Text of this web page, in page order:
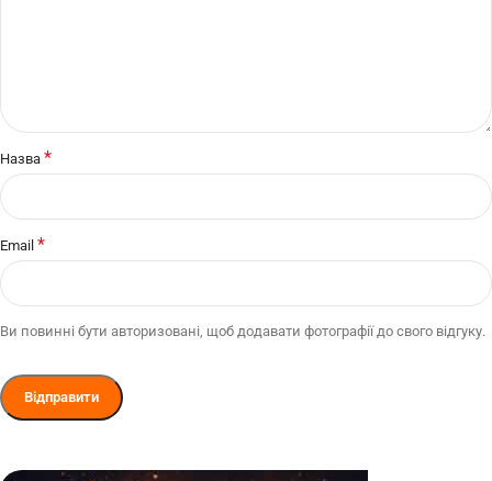
Назва *
Email *
Ви повинні бути авторизовані, щоб додавати фотографії до свого відгуку.